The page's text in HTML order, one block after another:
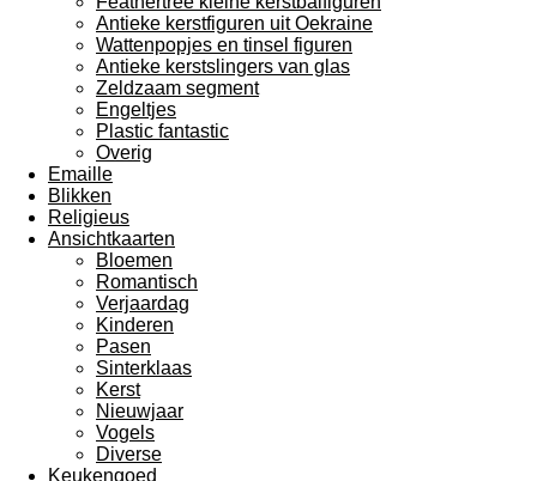
Antieke kerstfiguren uit Oekraine
Wattenpopjes en tinsel figuren
Antieke kerstslingers van glas
Zeldzaam segment
Engeltjes
Plastic fantastic
Overig
Emaille
Blikken
Religieus
Ansichtkaarten
Bloemen
Romantisch
Verjaardag
Kinderen
Pasen
Sinterklaas
Kerst
Nieuwjaar
Vogels
Diverse
Keukengoed